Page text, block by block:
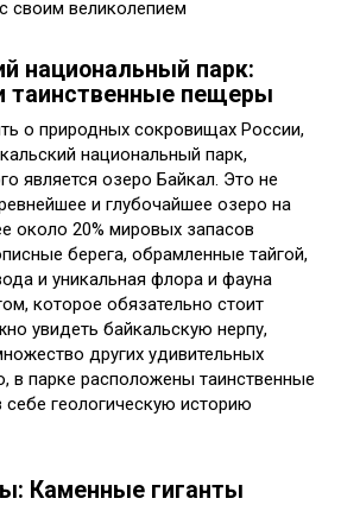
национальный парк:
таинственные пещеры
о природных сокровищах России,
национальный парк,
является озеро Байкал. Это не
и глубочайшее озеро на
около 20% мировых запасов
берега, обрамленные тайгой,
и уникальная флора и фауна
которое обязательно стоит
увидеть байкальскую нерпу,
других удивительных
в парке расположены таинственные
геологическую историю
Каменные гиганты